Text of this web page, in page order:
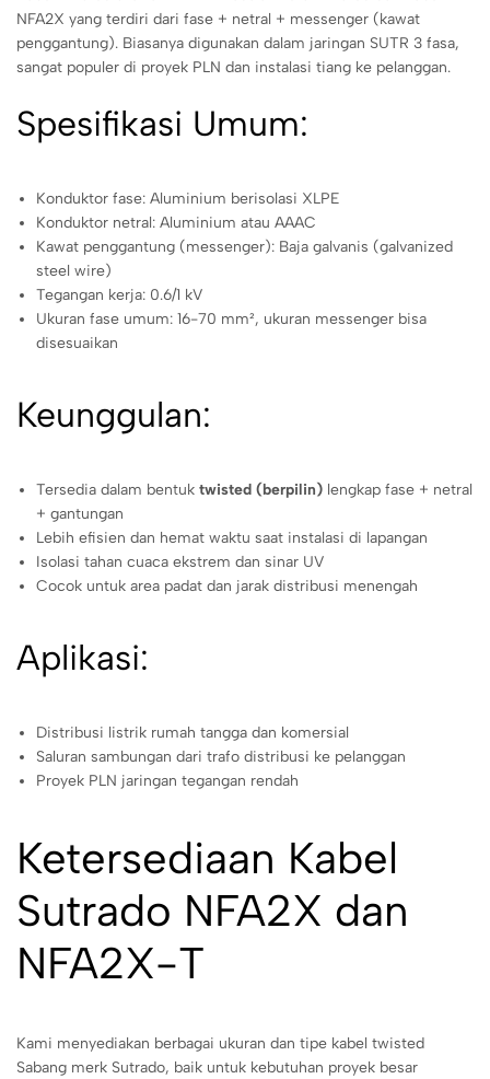
NFA2X yang terdiri dari fase + netral + messenger (kawat
penggantung). Biasanya digunakan dalam jaringan SUTR 3 fasa,
sangat populer di proyek PLN dan instalasi tiang ke pelanggan.
Spesifikasi Umum:
Konduktor fase: Aluminium berisolasi XLPE
Konduktor netral: Aluminium atau AAAC
Kawat penggantung (messenger): Baja galvanis (galvanized
steel wire)
Tegangan kerja: 0.6/1 kV
Ukuran fase umum: 16-70 mm², ukuran messenger bisa
disesuaikan
Keunggulan:
Tersedia dalam bentuktwisted (berpilin) lengkap fase + netral
+ gantungan
Lebih efisien dan hemat waktu saat instalasi di lapangan
Isolasi tahan cuaca ekstrem dan sinar UV
Cocok untuk area padat dan jarak distribusi menengah
Aplikasi:
Distribusi listrik rumah tangga dan komersial
Saluran sambungan dari trafo distribusi ke pelanggan
Proyek PLN jaringan tegangan rendah
Ketersediaan Kabel
Sutrado NFA2X dan
NFA2X-T
Kami menyediakan berbagai ukuran dan tipe kabel twisted
Sabang merk Sutrado, baik untuk kebutuhan proyek besar